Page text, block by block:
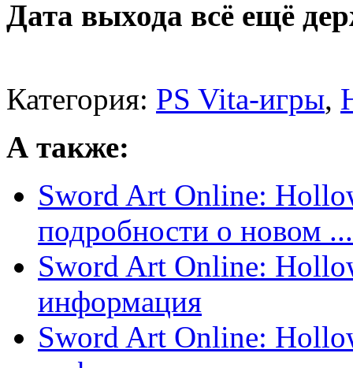
Дата выхода всё ещё
Категория: PS Vita-игры,
А также:
Sword Art Online:
подробности о новом ...
Sword Art Online:
информация
Sword Art Online: